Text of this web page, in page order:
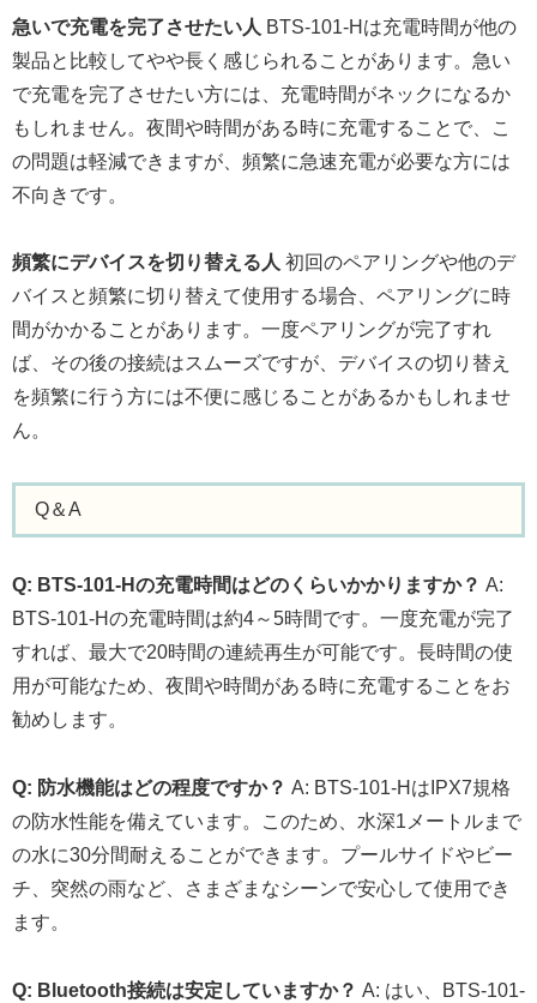
急いで充電を完了させたい人 BTS-101-Hは充電時間が他の
製品と比較してやや長く感じられることがあります。急い
で充電を完了させたい方には、充電時間がネックになるか
もしれません。夜間や時間がある時に充電することで、こ
の問題は軽減できますが、頻繁に急速充電が必要な方には
不向きです。
頻繁にデバイスを切り替える人 初回のペアリングや他のデ
バイスと頻繁に切り替えて使用する場合、ペアリングに時
間がかかることがあります。一度ペアリングが完了すれ
ば、その後の接続はスムーズですが、デバイスの切り替え
を頻繁に行う方には不便に感じることがあるかもしれませ
ん。
Q＆A
Q: BTS-101-Hの充電時間はどのくらいかかりますか？ A:
BTS-101-Hの充電時間は約4～5時間です。一度充電が完了
すれば、最大で20時間の連続再生が可能です。長時間の使
用が可能なため、夜間や時間がある時に充電することをお
勧めします。
Q: 防水機能はどの程度ですか？ A: BTS-101-HはIPX7規格
の防水性能を備えています。このため、水深1メートルまで
の水に30分間耐えることができます。プールサイドやビー
チ、突然の雨など、さまざまなシーンで安心して使用でき
ます。
Q: Bluetooth接続は安定していますか？ A: はい、BTS-101-